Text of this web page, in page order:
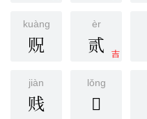
kuàng
贶
èr
吉
贰
jiàn
贱
lǒng
𫎦